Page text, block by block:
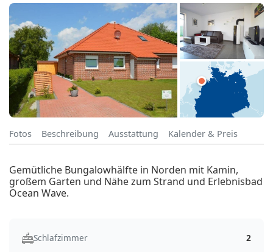
Fotos Beschreibung Ausstattung Kalender & Preis
Gemütliche Bungalowhälfte in Norden mit Kamin,
großem Garten und Nähe zum Strand und Erlebnisbad
Ocean Wave.
Schlafzimmer
2